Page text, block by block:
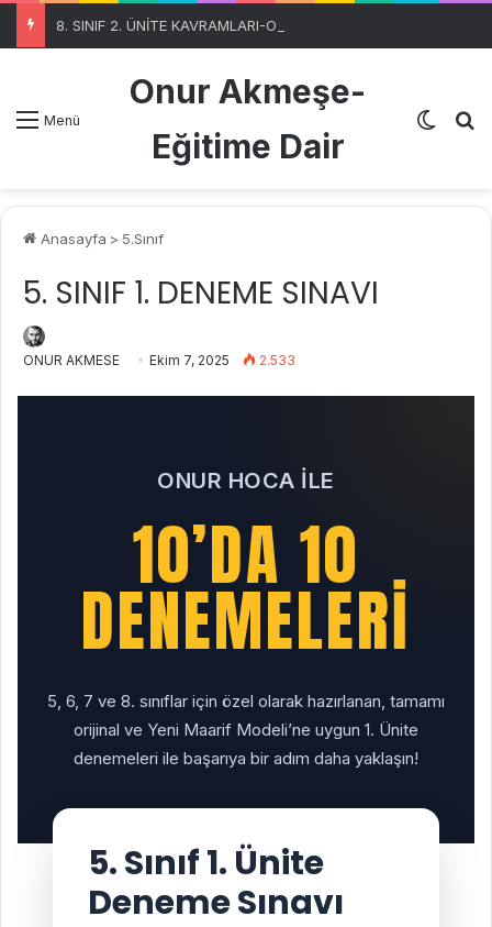
Menü
Onur Akmeşe-
Eğitime Dair
Dış
Anasayfa > 5.Sınıf
5. SINIF 1. DENEME SINAVI
ONUR AKMESE Ekim 7, 2025 2.533
ONUR HOCA İLE
10’DA 10
DENEMELERİ
5, 6, 7 ve 8. sınıflar için özel olarak hazırlanan, tamamı
orijinal ve Yeni Maarif Modeli’ne uygun 1. Ünite
denemeleri ile başarıya bir adım daha yaklaşın!
5. Sınıf 1. Ünite
Deneme Sınavı